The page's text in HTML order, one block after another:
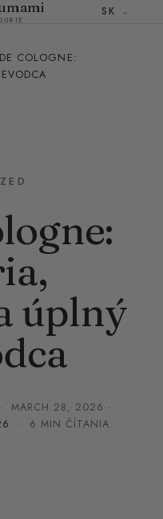
SK
COLOGNE:
úplný
MARCH 28, 2026 ·
· 6 MIN ČÍTANIA